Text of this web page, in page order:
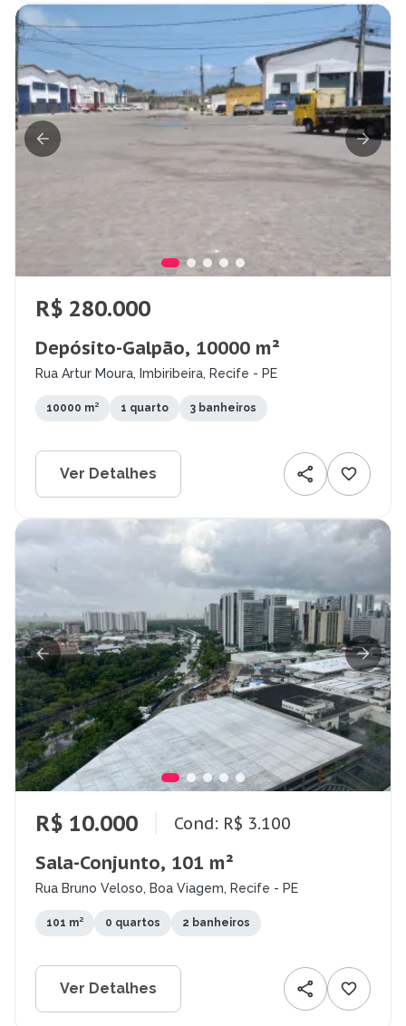
R$ 280.000
Depósito-Galpão, 10000 m²
Rua Artur Moura, Imbiribeira, Recife - PE
10000 m² 1 quarto 3 banheiros
Ver Detalhes
R$ 10.000 Cond: R$ 3.100
Sala-Conjunto, 101 m²
Rua Bruno Veloso, Boa Viagem, Recife - PE
101 m² 0 quartos 2 banheiros
Ver Detalhes